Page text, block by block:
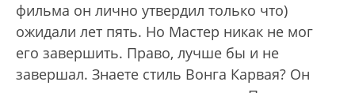
фильма он лично утвердил только что)
ожидали лет пять. Но Мастер никак не мог
его завершить. Право, лучше бы и не
завершал. Знаете стиль Вонга Карвая? Он